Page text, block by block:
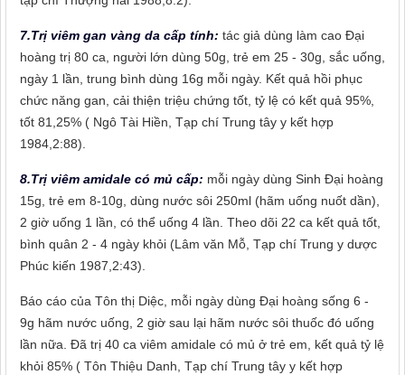
7.Trị viêm gan vàng da cấp tính: tác giả dùng làm cao Đại
hoàng trị 80 ca, người lớn dùng 50g, trẻ em 25 - 30g, sắc uống,
ngày 1 lần, trung bình dùng 16g mỗi ngày. Kết quả hồi phục
chức năng gan, cải thiện triệu chứng tốt, tỷ lệ có kết quả 95%,
tốt 81,25% ( Ngô Tài Hiền, Tạp chí Trung tây y kết hợp
1984,2:88).
8.Trị viêm amidale có mủ cấp: mỗi ngày dùng Sinh Đại hoàng
15g, trẻ em 8-10g, dùng nước sôi 250ml (hãm uống nuốt dần),
2 giờ uống 1 lần, có thể uống 4 lần. Theo dõi 22 ca kết quả tốt,
bình quân 2 - 4 ngày khỏi (Lâm văn Mỗ, Tạp chí Trung y dược
Phúc kiến 1987,2:43).
Báo cáo của Tôn thị Diệc, mỗi ngày dùng Đại hoàng sống 6 -
9g hãm nước uống, 2 giờ sau lại hãm nước sôi thuốc đó uống
lần nữa. Đã trị 40 ca viêm amidale có mủ ở trẻ em, kết quả tỷ lệ
khỏi 85% ( Tôn Thiệu Danh, Tạp chí Trung tây y kết hợp